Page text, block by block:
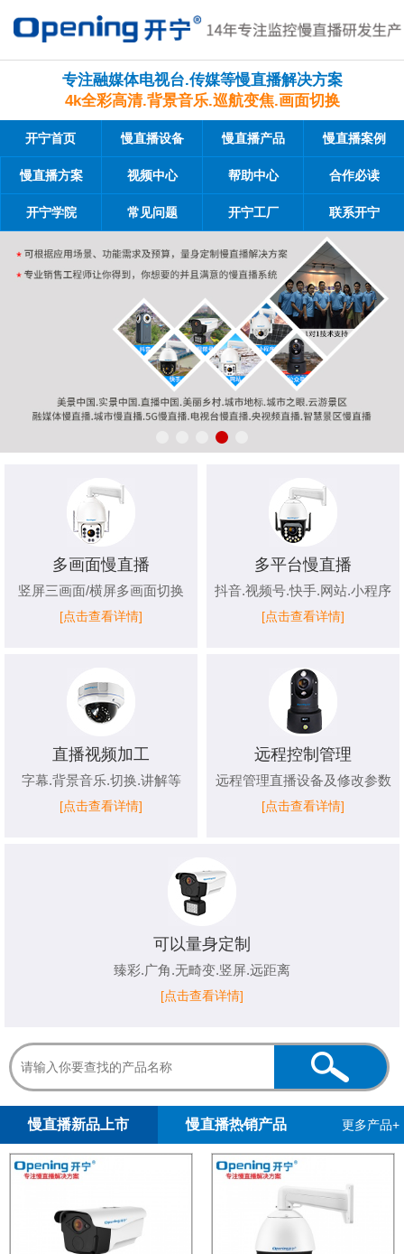
专注融媒体电视台.传媒等慢直播解决方案
4k全彩高清.背景音乐.巡航变焦.画面切换
开宁首页 慢直播设备 慢直播产品 慢直播案例
慢直播方案 视频中心 帮助中心 合作必读
开宁学院 常见问题 开宁工厂 联系开宁
多画面慢直播
竖屏三画面/横屏多画面切换
[点击查看详情]
多平台慢直播
抖音.视频号.快手.网站.小程序
[点击查看详情]
直播视频加工
字幕.背景音乐.切换.讲解等
[点击查看详情]
远程控制管理
远程管理直播设备及修改参数
[点击查看详情]
可以量身定制
臻彩.广角.无畸变.竖屏.远距离
[点击查看详情]
慢直播新品上市 慢直播热销产品 更多产品+